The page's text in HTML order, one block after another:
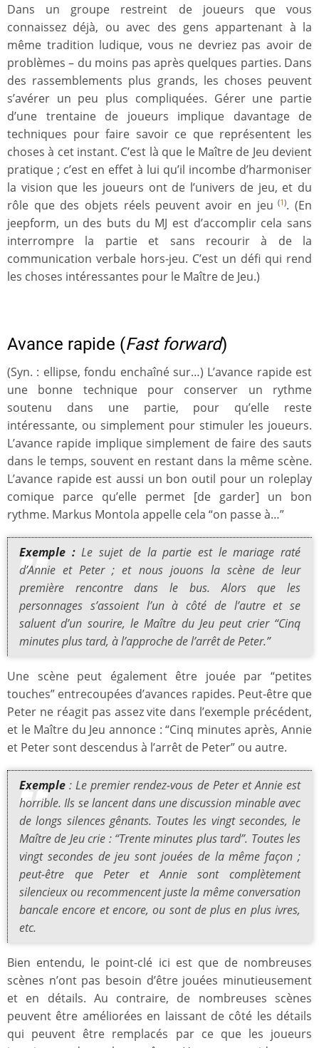
Dans un groupe restreint de joueurs que vous
connaissez déjà, ou avec des gens appartenant à la
même tradition ludique, vous ne devriez pas avoir de
problèmes – du moins pas après quelques parties. Dans
des rassemblements plus grands, les choses peuvent
s’avérer un peu plus compliquées. Gérer une partie
d’une trentaine de joueurs implique davantage de
techniques pour faire savoir ce que représentent les
choses à cet instant. C’est là que le Maître de Jeu devient
pratique ; c’est en effet à lui qu’il incombe d’harmoniser
la vision que les joueurs ont de l’univers de jeu, et du
rôle que des objets réels peuvent avoir en jeu (1). (En
jeepform, un des buts du MJ est d’accomplir cela sans
interrompre la partie et sans recourir à de la
communication verbale hors-jeu. C’est un défi qui rend
les choses intéressantes pour le Maître de Jeu.)
Avance rapide (Fast forward)
(Syn. : ellipse, fondu enchaîné sur…) L’avance rapide est
une bonne technique pour conserver un rythme
soutenu dans une partie, pour qu’elle reste
intéressante, ou simplement pour stimuler les joueurs.
L’avance rapide implique simplement de faire des sauts
dans le temps, souvent en restant dans la même scène.
L’avance rapide est aussi un bon outil pour un roleplay
comique parce qu’elle permet [de garder] un bon
rythme. Markus Montola appelle cela “on passe à…”
Exemple :Le sujet de la partie est le mariage raté
d’Annie et Peter ; et nous jouons la scène de leur
première rencontre dans le bus. Alors que les
personnages s’assoient l’un à côté de l’autre et se
saluent d’un sourire, le Maître du Jeu peut crier “Cinq
minutes plus tard, à l’approche de l’arrêt de Peter.”
Une scène peut également être jouée par “petites
touches” entrecoupées d’avances rapides. Peut-être que
Peter ne réagit pas assez vite dans l’exemple précédent,
et le Maître du Jeu annonce : “Cinq minutes après, Annie
et Peter sont descendus à l’arrêt de Peter” ou autre.
Exemple: Le premier rendez-vous de Peter et Annie est
horrible. Ils se lancent dans une discussion minable avec
de longs silences gênants. Toutes les vingt secondes, le
Maître de Jeu crie : “Trente minutes plus tard”. Toutes les
vingt secondes de jeu sont jouées de la même façon ;
peut-être que Peter et Annie sont complètement
silencieux ou recommencent juste la même conversation
bancale encore et encore, ou sont de plus en plus ivres,
etc.
Bien entendu, le point-clé ici est que de nombreuses
scènes n’ont pas besoin d’être jouées minutieusement
et en détails. Au contraire, de nombreuses scènes
peuvent être améliorées en laissant de côté les détails
qui peuvent être remplacés par ce que les joueurs